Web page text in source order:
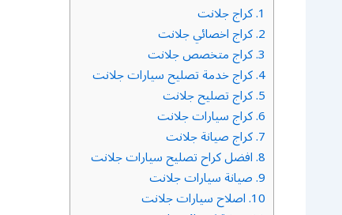
1. كراج جلانت
2. كراج اخصائي جلانت
3. كراج متخصص جلانت
4. كراج خدمة تصليح سيارات جلانت
5. كراج تصليح جلانت
6. كراج سيارات جلانت
7. كراج صيانة جلانت
8. افضل كراح تصليح سيارات جلانت
9. صيانة سيارات جلانت
10. اصلاح سيارات جلانت